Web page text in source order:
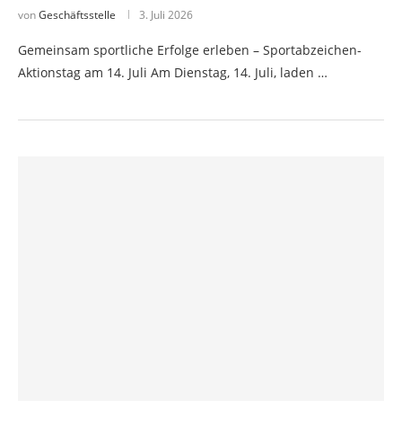
vonGeschäftsstelle 3. Juli 2026
Gemeinsam sportliche Erfolge erleben – Sportabzeichen-
Aktionstag am 14. Juli Am Dienstag, 14. Juli, laden …